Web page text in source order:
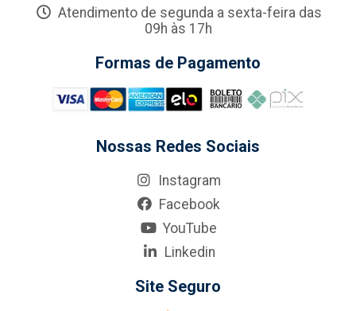
Atendimento de segunda a sexta-feira das
09h às 17h
Formas de Pagamento
Nossas Redes Sociais
Instagram
Facebook
YouTube
Linkedin
Site Seguro